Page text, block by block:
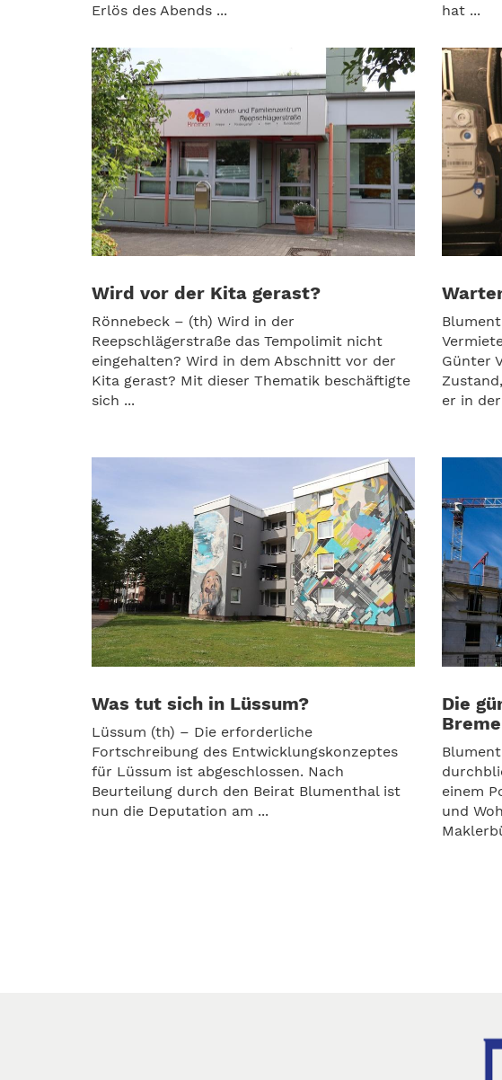
Erlös des Abends ...
hat ...
Wird vor der Kita gerast?
Rönnebeck – (th) Wird in der
Reepschlägerstraße das Tempolimit nicht
eingehalten? Wird in dem Abschnitt vor der
Kita gerast? Mit dieser Thematik beschäftigte
sich ...
Günter
er in der
Was tut sich in Lüssum?
Lüssum (th) – Die erforderliche
Fortschreibung des Entwicklungskonzeptes
für Lüssum ist abgeschlossen. Nach
Beurteilung durch den Beirat Blumenthal ist
nun die Deputation am ...
Die
einem
und